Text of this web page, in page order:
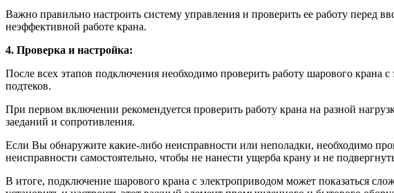
Важно правильно настроить систему управления и проверить ее работу перед
неэффективной работе крана.
4. Проверка и настройка:
После всех этапов подключения необходимо проверить работу шарового крана
подтеков.
При первом включении рекомендуется проверить работу крана на разной
заеданий и сопротивления.
Если Вы обнаружите какие-либо неисправности или неполадки, необходимо
неисправности самостоятельно, чтобы не нанести ущерба крану и не
В итоге, подключение шарового крана с электроприводом может показаться